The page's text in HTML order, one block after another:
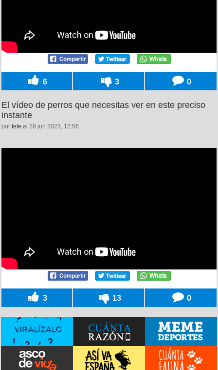
6 3 0
El vídeo de perros que necesitas ver en este preciso
instante
por tete el 28 jun 2023, 12:56
3 13 0